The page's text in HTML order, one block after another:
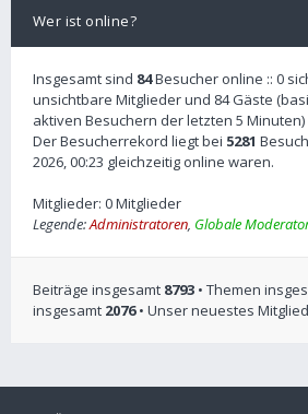
Wer ist online?
Insgesamt sind 84Besucher online :: 0
unsichtbare Mitglieder und 84 Gäste
aktiven Besuchern der letzten 5 Minuten)
Der Besucherrekord liegt bei 5281
2026, 00:23 gleichzeitig online waren.
Mitglieder: 0 Mitglieder
Legende:Administratoren, Globale
Beiträge insgesamt 8793 • Themen
insgesamt 2076• Unser neuestes